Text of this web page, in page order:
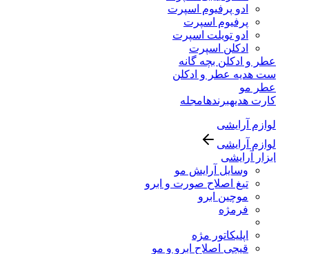
ادو پرفیوم اسپرت
پرفیوم اسپرت
ادو تویلت اسپرت
ادکلن اسپرت
عطر و ادکلن بچه گانه
ست هدیه عطر و ادکلن
عطر مو
کارت هدیهبرندهامجله
لوازم آرایشی
لوازم آرایشی
ابزار آرایشی
وسایل آرایش مو
تیغ اصلاح صورت و ابرو
موچین ابرو
فرمژه
اپلیکاتور مژه
قیچی اصلاح ابرو و مو